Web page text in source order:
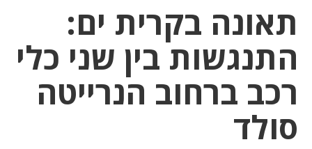
תאונה בקרית ים:
התנגשות בין שני כלי
רכב ברחוב הנרייטה
סולד